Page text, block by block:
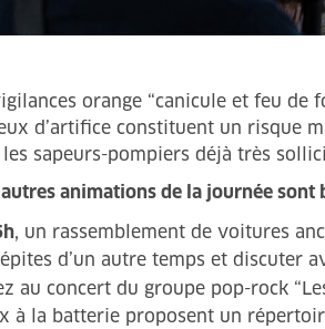
orange “canicule et feu
d’artifice constituent un risque
sapeurs-pompiers déjà très
animations de la journée sont
, un rassemblement de voitures
d’un autre temps et discuter
au concert du groupe pop-rock
à la batterie proposent un